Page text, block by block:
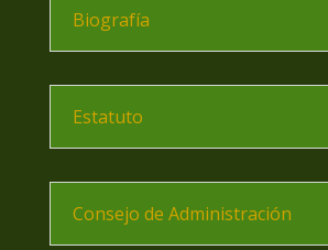
Biografía
Estatuto
Consejo de Administración